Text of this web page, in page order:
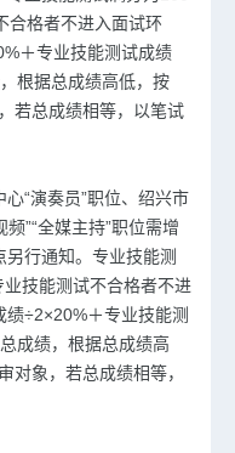
合格者不进入面试环
＋专业技能测试成绩
根据总成绩高低，按
若总成绩相等，以笔试
“演奏员”职位、绍兴市
”“全媒主持”职位需增
行通知。专业技能测
技能测试不合格者不进
÷2×20%＋专业技能测
成绩，根据总成绩高
对象，若总成绩相等，